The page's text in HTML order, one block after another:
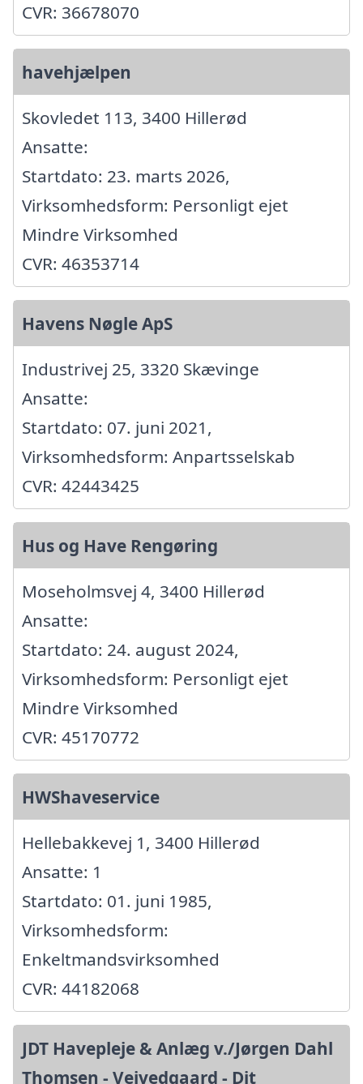
CVR: 36678070
havehjælpen
Skovledet 113, 3400 Hillerød
Ansatte:
Startdato: 23. marts 2026,
Virksomhedsform: Personligt ejet
Mindre Virksomhed
CVR: 46353714
Havens Nøgle ApS
Industrivej 25, 3320 Skævinge
Ansatte:
Startdato: 07. juni 2021,
Virksomhedsform: Anpartsselskab
CVR: 42443425
Hus og Have Rengøring
Moseholmsvej 4, 3400 Hillerød
Ansatte:
Startdato: 24. august 2024,
Virksomhedsform: Personligt ejet
Mindre Virksomhed
CVR: 45170772
HWShaveservice
Hellebakkevej 1, 3400 Hillerød
Ansatte: 1
Startdato: 01. juni 1985,
Virksomhedsform:
Enkeltmandsvirksomhed
CVR: 44182068
JDT Havepleje & Anlæg v./Jørgen Dahl
Thomsen - Vejvedgaard - Dit